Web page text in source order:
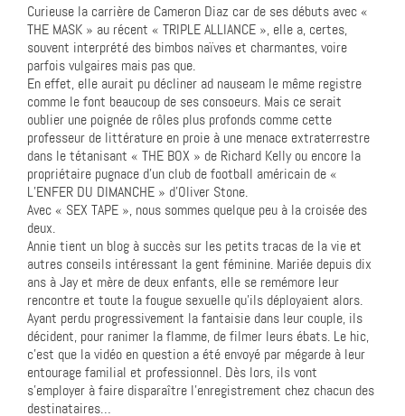
Curieuse la carrière de Cameron Diaz car de ses débuts avec «
THE MASK » au récent « TRIPLE ALLIANCE », elle a, certes,
souvent interprété des bimbos naïves et charmantes, voire
parfois vulgaires mais pas que.
En effet, elle aurait pu décliner ad nauseam le même registre
comme le font beaucoup de ses consoeurs. Mais ce serait
oublier une poignée de rôles plus profonds comme cette
professeur de littérature en proie à une menace extraterrestre
dans le tétanisant « THE BOX » de Richard Kelly ou encore la
propriétaire pugnace d’un club de football américain de «
L’ENFER DU DIMANCHE » d’Oliver Stone.
Avec « SEX TAPE », nous sommes quelque peu à la croisée des
deux.
Annie tient un blog à succès sur les petits tracas de la vie et
autres conseils intéressant la gent féminine. Mariée depuis dix
ans à Jay et mère de deux enfants, elle se remémore leur
rencontre et toute la fougue sexuelle qu’ils déployaient alors.
Ayant perdu progressivement la fantaisie dans leur couple, ils
décident, pour ranimer la flamme, de filmer leurs ébats. Le hic,
c’est que la vidéo en question a été envoyé par mégarde à leur
entourage familial et professionnel. Dès lors, ils vont
s’employer à faire disparaître l’enregistrement chez chacun des
destinataires…